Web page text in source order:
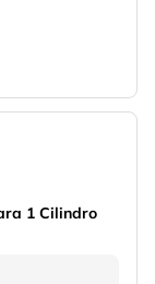
1 Cilindro